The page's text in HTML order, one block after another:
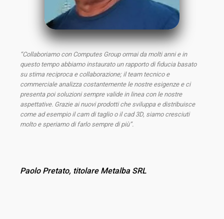
“Collaboriamo con Computes Group ormai da molti anni e in
questo tempo abbiamo instaurato un rapporto di fiducia basato
su stima reciproca e collaborazione; il team tecnico e
commerciale analizza costantemente le nostre esigenze e ci
presenta poi soluzioni sempre valide in linea con le nostre
aspettative. Grazie ai nuovi prodotti che sviluppa e distribuisce
come ad esempio il cam di taglio o il cad 3D, siamo cresciuti
molto e speriamo di farlo sempre di più”.
Paolo Pretato, titolare Metalba SRL